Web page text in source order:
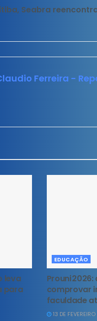
Seabra
Ferreira -
leva
para
EDUCAÇÃO
Prouni
comprovar
faculdade
13 DE